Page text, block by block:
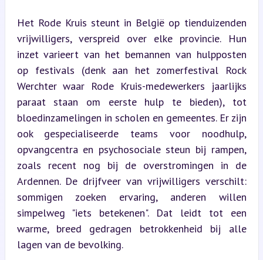
Het Rode Kruis steunt in België op tienduizenden
vrijwilligers, verspreid over elke provincie. Hun
inzet varieert van het bemannen van hulpposten
op festivals (denk aan het zomerfestival Rock
Werchter waar Rode Kruis-medewerkers jaarlijks
paraat staan om eerste hulp te bieden), tot
bloedinzamelingen in scholen en gemeentes. Er zijn
ook gespecialiseerde teams voor noodhulp,
opvangcentra en psychosociale steun bij rampen,
zoals recent nog bij de overstromingen in de
Ardennen. De drijfveer van vrijwilligers verschilt:
sommigen zoeken ervaring, anderen willen
simpelweg "iets betekenen". Dat leidt tot een
warme, breed gedragen betrokkenheid bij alle
lagen van de bevolking.